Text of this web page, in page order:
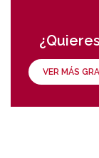
VER MÁS